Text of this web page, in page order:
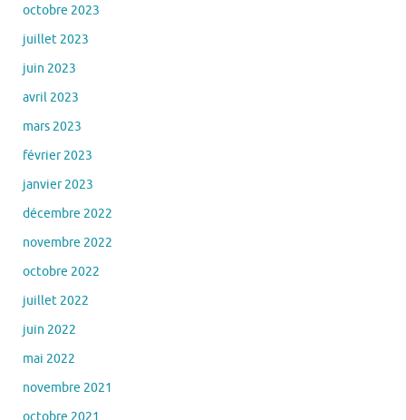
octobre 2023
juillet 2023
juin 2023
avril 2023
mars 2023
février 2023
janvier 2023
décembre 2022
novembre 2022
octobre 2022
juillet 2022
juin 2022
mai 2022
novembre 2021
octobre 2021